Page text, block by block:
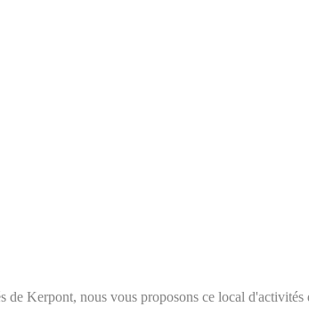
Kerpont, nous vous proposons ce local